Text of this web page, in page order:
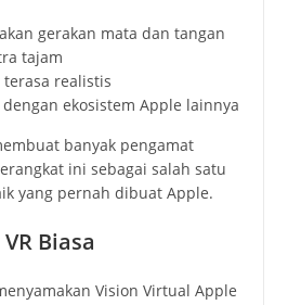
gerakan mata dan tangan
tajam
realistis
ekosistem Apple lainnya
banyak pengamat
ini sebagai salah satu
yang pernah dibuat Apple.
Biasa
Vision Virtual Apple